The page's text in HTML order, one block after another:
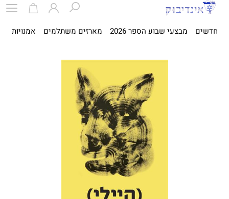
חדשים מבצעי שבוע הספר 2026 מארזים משתלמים אמנויות